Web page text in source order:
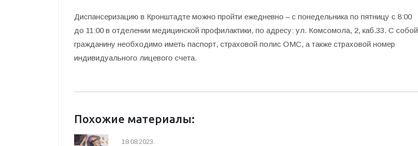
Диспансеризацию в Кронштадте можно пройти ежедневно – с понедельника по пятницу с 8:00
до 11:00 в отделении медицинской профилактики, по адресу: ул. Комсомола, 2, каб.33. С собой
гражданину необходимо иметь паспорт, страховой полис ОМС, а также страховой номер
индивидуального лицевого счета.
Похожие материалы:
18.08.2023.